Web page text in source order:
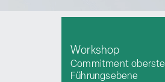
Workshop
Commitment oberste
Führungsebene